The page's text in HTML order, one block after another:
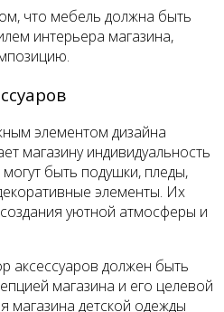
что мебель должна быть
интерьера магазина,
элементом дизайна
магазину индивидуальность
быть подушки, пледы,
элементы. Их
уютной атмосферы и
аксессуаров должен быть
магазина и его целевой
магазина детской одежды